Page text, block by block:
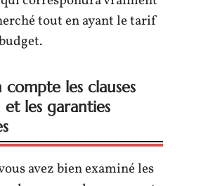
tout en ayant le tarif
les clauses
et les garanties
avez bien examiné les